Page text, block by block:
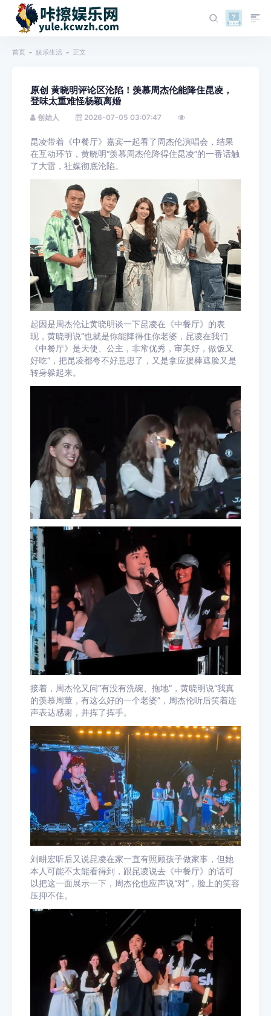
首页 娱乐生活 正文
原创 黄晓明评论区沦陷！羡慕周杰伦能降住昆凌，
登味太重难怪杨颖离婚
创始人 2026-07-05 03:07:47
昆凌带着《中餐厅》嘉宾一起看了周杰伦演唱会，结果
在互动环节，黄晓明“羡慕周杰伦降得住昆凌”的一番话触
了大雷，社媒彻底沦陷。
起因是周杰伦让黄晓明谈一下昆凌在《中餐厅》的表
现，黄晓明说“也就是你能降得住你老婆，昆凌在我们
《中餐厅》是天使、公主，非常优秀，审美好，做饭又
好吃”，把昆凌都夸不好意思了，又是拿应援棒遮脸又是
转身躲起来。
接着，周杰伦又问“有没有洗碗、拖地”，黄晓明说“我真
的羡慕周董，有这么好的一个老婆”，周杰伦听后笑着连
声表达感谢，并挥了挥手。
刘畊宏听后又说昆凌在家一直有照顾孩子做家事，但她
本人可能不太能看得到，跟昆凌说去《中餐厅》的话可
以把这一面展示一下，周杰伦也应声说“对”，脸上的笑容
压抑不住。